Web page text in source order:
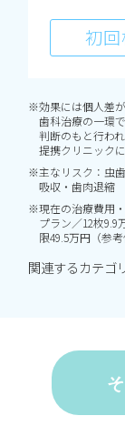
初
※効果には個人差
歯科治療の一環
判断のもと行わ
提携クリニック
※主なリスク：虫
吸収・歯肉退縮
※現在の治療費用
プラン／12枚9.9
限49.5万円（参考
関連するカテゴ